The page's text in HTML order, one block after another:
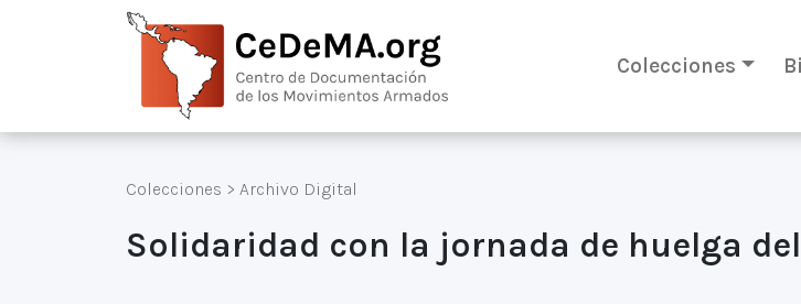
Colecciones
Colecciones > Archivo Digital
Solidaridad con la jornada de huelga